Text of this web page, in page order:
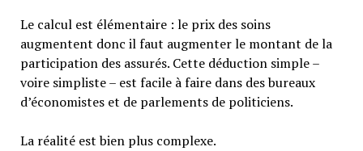
Le calcul est élémentaire : le prix des soins
augmentent donc il faut augmenter le montant de la
participation des assurés. Cette déduction simple –
voire simpliste – est facile à faire dans des bureaux
d’économistes et de parlements de politiciens.
La réalité est bien plus complexe.